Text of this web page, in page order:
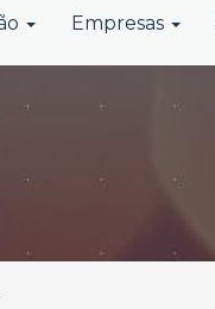
Empresas